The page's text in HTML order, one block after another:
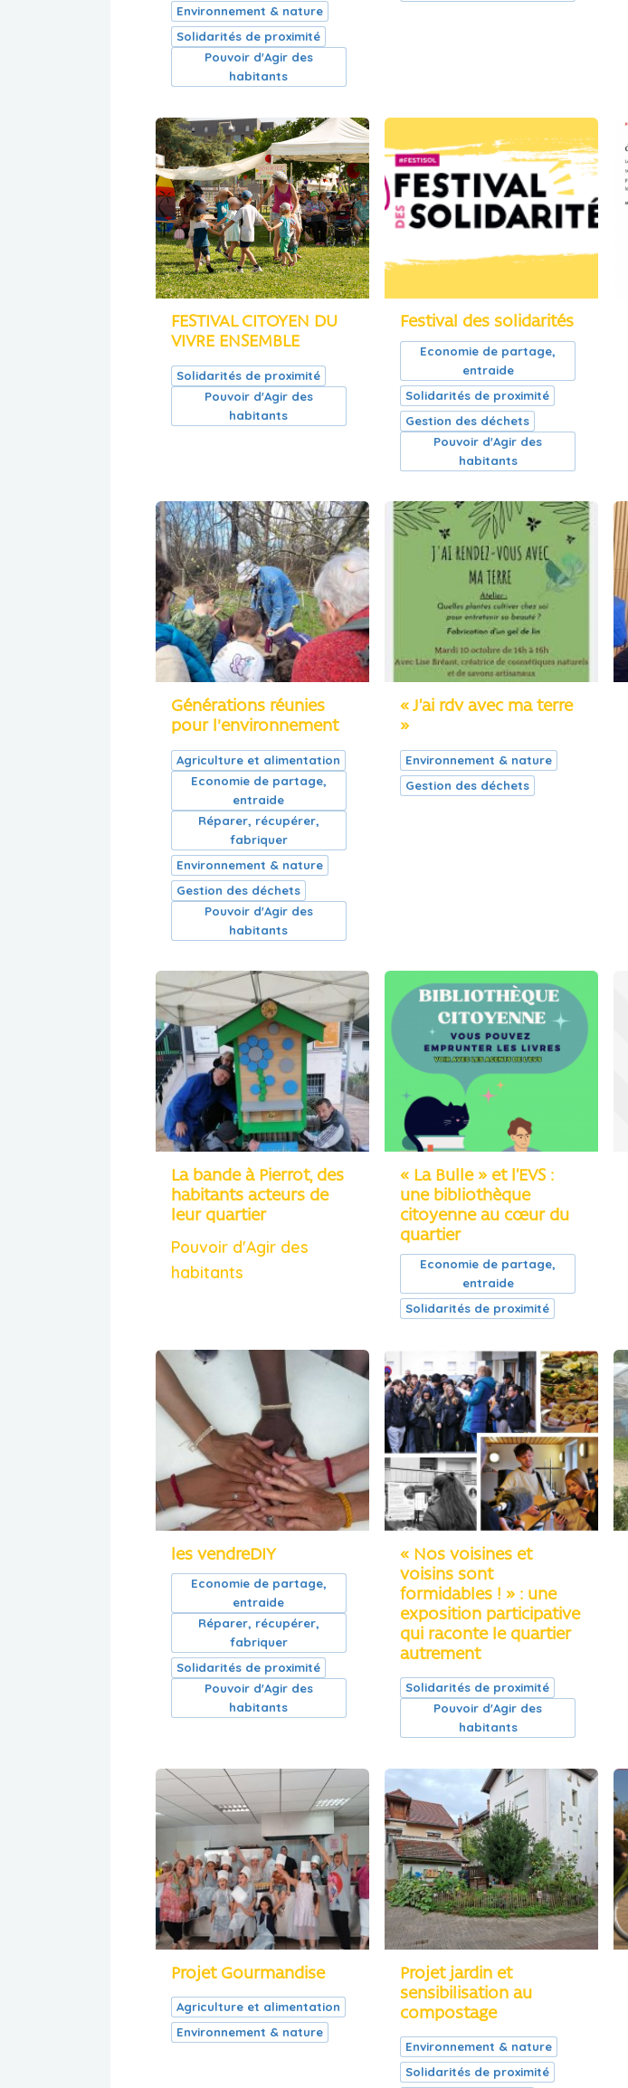
Environnement & nature
Solidarités de proximité
Pouvoir d'Agir des
habitants
FESTIVAL CITOYEN DU
VIVRE ENSEMBLE
Solidarités de proximité
Pouvoir d'Agir des
habitants
Festival des solidarités
Economie de partage,
entraide
Solidarités de proximité
Gestion des déchets
Pouvoir d'Agir des
habitants
Générations réunies
pour l'environnement
Agriculture et alimentation
Economie de partage,
entraide
Réparer, récupérer,
fabriquer
Environnement & nature
Gestion des déchets
Pouvoir d'Agir des
habitants
« J’ai rdv avec ma terre
»
Environnement & nature
Gestion des déchets
La bande à Pierrot, des
habitants acteurs de
leur quartier
Pouvoir d'Agir des
habitants
« La Bulle » et l’EVS :
une bibliothèque
citoyenne au cœur du
quartier
Economie de partage,
entraide
Solidarités de proximité
les vendreDIY
Economie de partage,
entraide
Réparer, récupérer,
fabriquer
Solidarités de proximité
Pouvoir d'Agir des
habitants
« Nos voisines et
voisins sont
formidables ! » : une
exposition participative
qui raconte le quartier
autrement
Solidarités de proximité
Pouvoir d'Agir des
habitants
Projet Gourmandise
Agriculture et alimentation
Environnement & nature
Projet jardin et
sensibilisation au
compostage
Environnement & nature
Solidarités de proximité